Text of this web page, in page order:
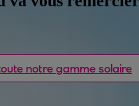
notre gamme solaire